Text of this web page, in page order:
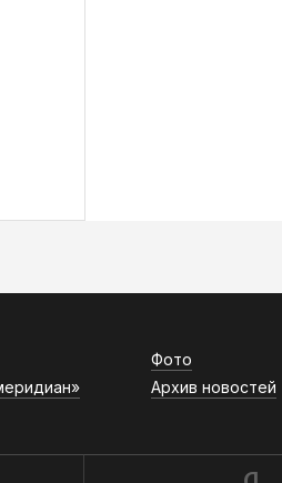
Фото
Архив новостей